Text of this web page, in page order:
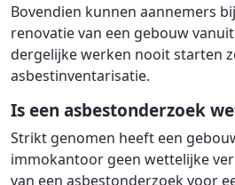
Bovendien kunnen aannemers
renovatie van een gebouw
dergelijke werken nooit starten
asbestinventarisatie.
Is een asbestonderzoek
Strikt genomen heeft een
immokantoor geen wettelijke
van een asbestonderzoek voor